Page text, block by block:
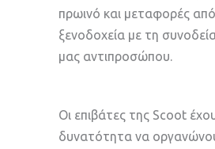
πρωινό και μεταφορές
ξενοδοχεία με τη
μας αντιπροσώπου.
Οι επιβάτες της Scoot
δυνατότητα να